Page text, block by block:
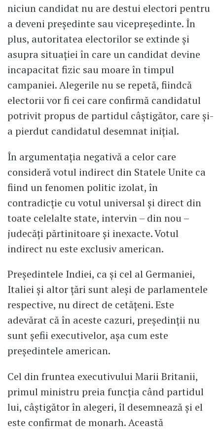
niciun candidat nu are destui electori pentru
a deveni preşedinte sau vicepreşedinte. În
plus, autoritatea electorilor se extinde şi
asupra situaţiei în care un candidat devine
incapacitat fizic sau moare în timpul
campaniei. Alegerile nu se repetă, fiindcă
electorii vor fi cei care confirmă candidatul
potrivit propus de partidul câştigător, care şi-
a pierdut candidatul desemnat iniţial.
În argumentaţia negativă a celor care
consideră votul indirect din Statele Unite ca
fiind un fenomen politic izolat, în
contradicţie cu votul universal şi direct din
toate celelalte state, intervin – din nou –
judecăţi părtinitoare şi inexacte. Votul
indirect nu este exclusiv american.
Preşedintele Indiei, ca şi cel al Germaniei,
Italiei şi altor ţări sunt aleşi de parlamentele
respective, nu direct de cetăţeni. Este
adevărat că în aceste cazuri, preşedinţii nu
sunt şefii executivelor, aşa cum este
preşedintele american.
Cel din fruntea executivului Marii Britanii,
primul ministru preia funcţia când partidul
lui, câştigător în alegeri, îl desemnează şi el
este confirmat de monarh. Această